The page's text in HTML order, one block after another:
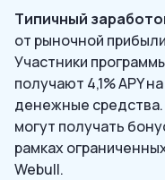
Типичный
от рыночной
Участники
получают 4,1% APY
денежные
могут получать
рамках
Webull.